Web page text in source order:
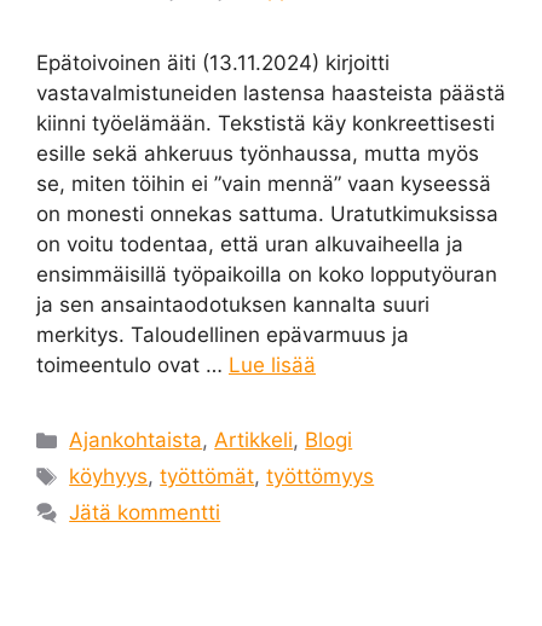
Epätoivoinen äiti (13.11.2024) kirjoitti
vastavalmistuneiden lastensa haasteista päästä
kiinni työelämään. Tekstistä käy konkreettisesti
esille sekä ahkeruus työnhaussa, mutta myös
se, miten töihin ei ”vain mennä” vaan kyseessä
on monesti onnekas sattuma. Uratutkimuksissa
on voitu todentaa, että uran alkuvaiheella ja
ensimmäisillä työpaikoilla on koko lopputyöuran
ja sen ansaintaodotuksen kannalta suuri
merkitys. Taloudellinen epävarmuus ja
toimeentulo ovat … Lue lisää
Kategoriat
Ajankohtaista,Artikkeli, Blogi
Avainsanat
köyhyys,työttömät,työttömyys
Jätä kommentti